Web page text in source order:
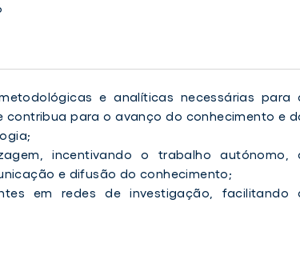
e analíticas necessárias para
contribua para o avanço do conhecimento e
incentivando o trabalho autónomo,
e difusão do conhecimento;
em redes de investigação, facilitando